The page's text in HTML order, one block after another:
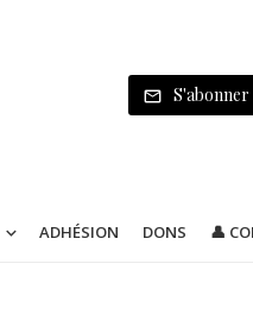
ADHÉSION DONS 👤